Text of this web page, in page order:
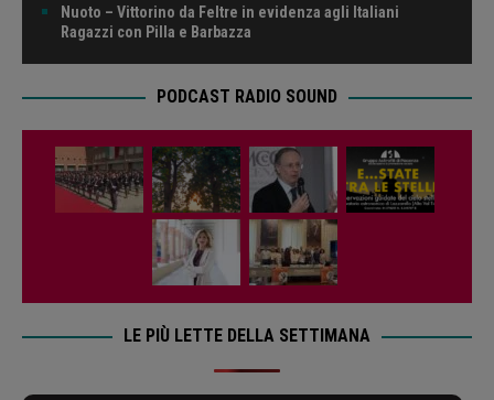
Nuoto – Vittorino da Feltre in evidenza agli Italiani
Ragazzi con Pilla e Barbazza
PODCAST RADIO SOUND
LE PIÙ LETTE DELLA SETTIMANA